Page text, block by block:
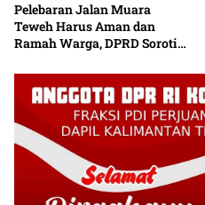
Pelebaran Jalan Muara
Teweh Harus Aman dan
Ramah Warga, DPRD Soroti